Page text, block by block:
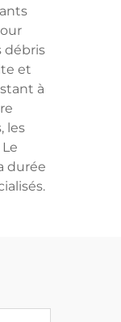
débris
et
à
les
durée